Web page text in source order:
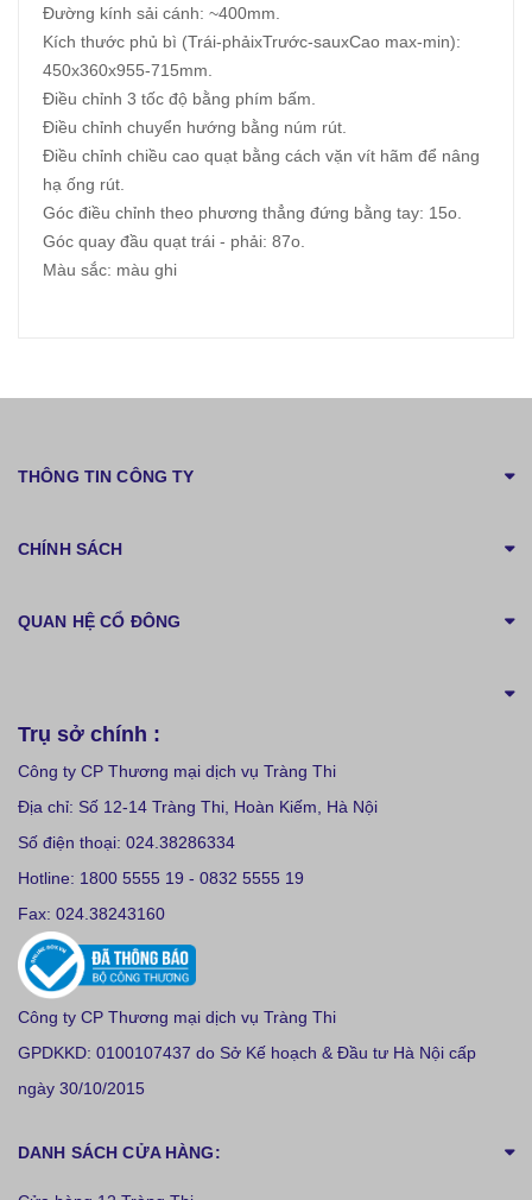
Đường kính sải cánh: ~400mm.
Kích thước phủ bì (Trái-phảixTrước-sauxCao max-min):
450x360x955-715mm.
Điều chỉnh 3 tốc độ bằng phím bấm.
Điều chỉnh chuyển hướng bằng núm rút.
Điều chỉnh chiều cao quạt bằng cách vặn vít hãm để nâng
hạ ống rút.
Góc điều chỉnh theo phương thẳng đứng bằng tay: 15o.
Góc quay đầu quạt trái - phải: 87o.
Màu sắc: màu ghi
THÔNG TIN CÔNG TY
CHÍNH SÁCH
QUAN HỆ CỔ ĐÔNG
Trụ sở chính :
Công ty CP Thương mại dịch vụ Tràng Thi
Địa chỉ: Số 12-14 Tràng Thi, Hoàn Kiếm, Hà Nội
Số điện thoại: 024.38286334
Hotline: 1800 5555 19 - 0832 5555 19
Fax: 024.38243160
Công ty CP Thương mại dịch vụ Tràng Thi
GPDKKD: 0100107437 do Sở Kế hoạch & Đầu tư Hà Nội cấp
ngày 30/10/2015
DANH SÁCH CỬA HÀNG: